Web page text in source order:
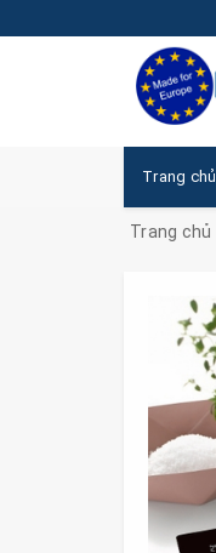
Trang chủ
Trang chủ